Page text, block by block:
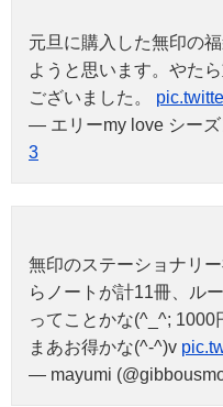
元旦に購入した無印の
ようと思います。やた
ございました。
— エリーmy love シー
3
無印のステーショナリ
らノートが計11冊、ル
ってことかな(^_^;
まあお得かな(^-^)v
— mayumi